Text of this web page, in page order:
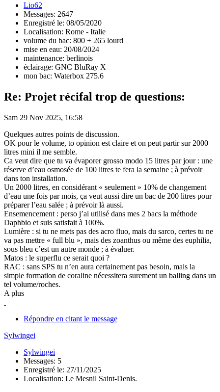
Lio62
Messages: 2647
Enregistré le: 08/05/2020
Localisation: Rome - Italie
volume du bac: 800 + 265 lourd
mise en eau: 20/08/2024
maintenance: berlinois
éclairage: GNC BluRay X
mon bac: Waterbox 275.6
Re: Projet récifal trop de questions:
Sam 29 Nov 2025, 16:58
Quelques autres points de discussion.
OK pour le volume, to opinion est claire et on peut partir sur 2000
litres mini il me semble.
Ca veut dire que tu va évaporer grosso modo 15 litres par jour : une
réserve d’eau osmosée de 100 litres te fera la semaine ; à prévoir
dans ton installation.
Un 2000 litres, en considérant « seulement » 10% de changement
d’eau une fois par mois, ça veut aussi dire un bac de 200 litres pour
préparer l’eau salée ; à prévoir là aussi.
Ensemencement : perso j’ai utilisé dans mes 2 bacs la méthode
Daphbio et suis satisfait à 100%.
Lumière : si tu ne mets pas des acro fluo, mais du sarco, certes tu ne
va pas mettre « full blu », mais des zoanthus ou même des euphilia,
sous bleu c’est un autre monde ; à évaluer.
Matos : le superflu ce serait quoi ?
RAC : sans SPS tu n’en aura certainement pas besoin, mais la
simple formation de coraline nécessitera surement un balling dans un
tel volume/roches.
A plus
Répondre en citant le message
Sylwingei
Sylwingei
Messages: 5
Enregistré le: 27/11/2025
Localisation: Le Mesnil Saint-Denis.